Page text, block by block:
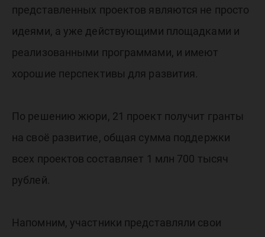
представленных проектов являются не просто
идеями, а уже действующими площадками и
реализованными программами, и имеют
хорошие перспективы для развития.
По решению жюри, 21 проект получит гранты
на своё развитие, общая сумма поддержки
всех проектов составляет 1 млн 700 тысяч
рублей.
Напомним, участники представляли свои